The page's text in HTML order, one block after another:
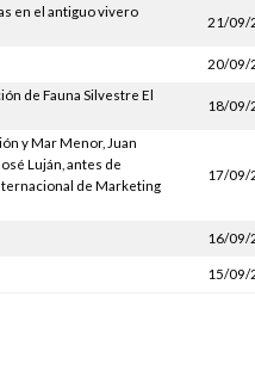
en el antiguo vivero
21/09/
20/09/
de Fauna Silvestre El
18/09/
y Mar Menor, Juan
Luján, antes de
de Marketing
17/09/
16/09/
15/09/